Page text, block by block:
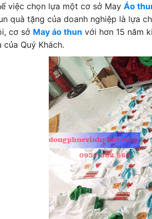
việc chọn lựa một cơ sở May Áo
quà tặng của doanh nghiệp là lựa
cơ sở May áo thun với hơn 15 năm
của Quý Khách.